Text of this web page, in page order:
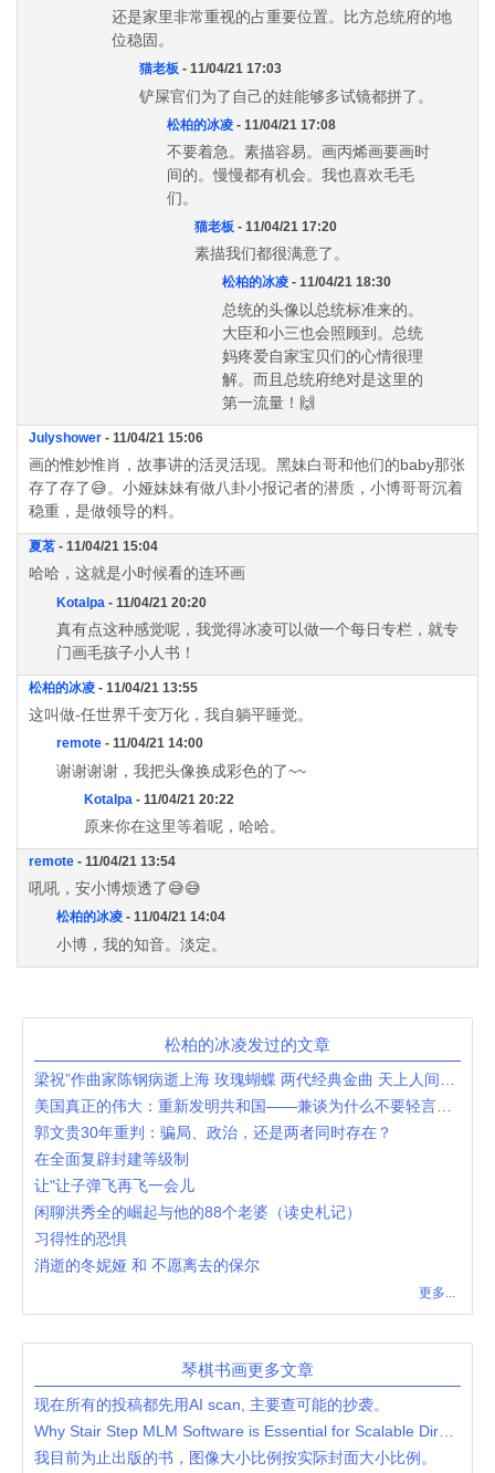
还是家里非常重视的占重要位置。比方总统府的地
位稳固。
猫老板 - 11/04/21 17:03
铲屎官们为了自己的娃能够多试镜都拼了。
松柏的冰凌 - 11/04/21 17:08
不要着急。素描容易。画丙烯画要画时
间的。慢慢都有机会。我也喜欢毛毛
们。
猫老板 - 11/04/21 17:20
素描我们都很满意了。
松柏的冰凌 - 11/04/21 18:30
总统的头像以总统标准来的。
大臣和小三也会照顾到。总统
妈疼爱自家宝贝们的心情很理
解。而且总统府绝对是这里的
第一流量！🙌
Julyshower - 11/04/21 15:06
画的惟妙惟肖，故事讲的活灵活现。黑妹白哥和他们的baby那张
存了存了😅。小娅妹妹有做八卦小报记者的潜质，小博哥哥沉着
稳重，是做领导的料。
夏茗 - 11/04/21 15:04
哈哈，这就是小时候看的连环画
Kotalpa - 11/04/21 20:20
真有点这种感觉呢，我觉得冰凌可以做一个每日专栏，就专
门画毛孩子小人书！
松柏的冰凌 - 11/04/21 13:55
这叫做-任世界千变万化，我自躺平睡觉。
remote - 11/04/21 14:00
谢谢谢谢，我把头像换成彩色的了~~
Kotalpa - 11/04/21 20:22
原来你在这里等着呢，哈哈。
remote - 11/04/21 13:54
吼吼，安小博烦透了😅😅
松柏的冰凌 - 11/04/21 14:04
小博，我的知音。淡定。
松柏的冰凌发过的文章
郭文贵30年重判：骗局、政治，还是两者同时存在？
在全面复辟封建等级制
让"让子弹飞再飞一会儿
闲聊洪秀全的崛起与他的88个老婆（读史札记）
习得性的恐惧
消逝的冬妮娅 和 不愿离去的保尔
更多...
琴棋书画更多文章
现在所有的投稿都先用AI scan, 主要查可能的抄袭。
我目前为止出版的书，图像大小比例按实际封面大小比例。